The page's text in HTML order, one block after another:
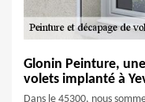
Glonin Peinture,
volets implanté à
Dans le 45300, nous